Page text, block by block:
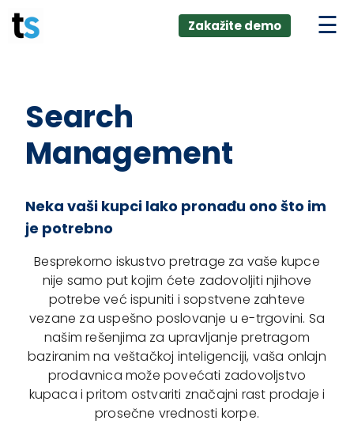
Skip
to
AI +
Zakažite demo
Search
Management
Neka vaši kupci lako pronađu ono što im
je potrebno
Besprekorno iskustvo pretrage za vaše kupce
nije samo put kojim ćete zadovoljiti njihove
potrebe već ispuniti i sopstvene zahteve
vezane za uspešno poslovanje u e-trgovini. Sa
našim rešenjima za upravljanje pretragom
baziranim na veštačkoj inteligenciji, vaša onlajn
prodavnica može povećati zadovoljstvo
kupaca i pritom ostvariti značajni rast prodaje i
prosečne vrednosti korpe.